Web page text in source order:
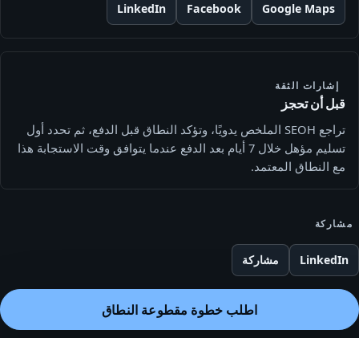
Google Maps
Facebook
LinkedIn
إشارات الثقة
قبل أن تحجز
تراجع SEOH الملخص يدويًا، وتؤكد النطاق قبل الدفع، ثم تحدد أول
تسليم مؤهل خلال 7 أيام بعد الدفع عندما يتوافق وقت الاستجابة هذا
مع النطاق المعتمد.
مشاركة
LinkedIn مشاركة
اطلب خطوة مقطوعة النطاق